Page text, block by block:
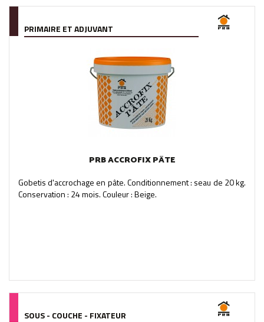
PRIMAIRE ET ADJUVANT
PRB ACCROFIX PÂTE
Gobetis d'accrochage en pâte. Conditionnement : seau de 20 kg.
Conservation : 24 mois. Couleur : Beige.
SOUS - COUCHE - FIXATEUR